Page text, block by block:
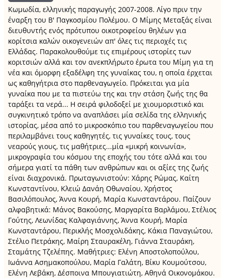
Κωμωδία, ελληνικής παραγωγής 2007-2008. Λίγο πριν την
έναρξη του Β' Παγκοσμίου Πολέμου. Ο Μίμης Μεταξάς είναι
διευθυντής ενός πρότυπου οικοτροφείου θηλέων για
κορίτσια καλών οικογενειών απ' όλες τις περιοχές τις
Ελλάδας. Παρακολουθούμε τις επιμέρους ιστορίες των
κοριτσιών αλλά και τον ανεκπλήρωτο έρωτα του Μίμη για τη
νέα και όμορφη εξαδέλφη της γυναίκας του, η οποία έρχεται
ως καθηγήτρια στο παρθεναγωγείο. Πρόκειται για μία
γυναίκα που με τα πιστεύω της και την στάση ζωής της θα
ταράξει τα νερά... Η σειρά φιλοδοξεί με χιουμοριστικό και
συγκινητικό τρόπο να αναπλάσει μία σελίδα της ελληνικής
ιστορίας, μέσα από το μικροσκόπιο του παρθεναγωγείου που
περιλαμβάνει τους καθηγητές, τις γυναίκες τους, τους
νεαρούς γιους, τις μαθήτριες...μία «μικρή κοινωνία»,
μικρογραφία του κόσμου της εποχής του τότε αλλά και του
σήμερα γιατί τα πάθη των ανθρώπων και οι αξίες της ζωής
είναι διαχρονικά. Πρωταγωνιστούν: Χάρης Ρώμας, Καίτη
Κωνσταντίνου, Κλειώ Δανάη Οθωναίου, Χρήστος
Βασιλόπουλος, Άννα Κουρή, Μαρία Κωνσταντάρου. Παίζουν
αλφαβητικά: Μάνος Βακούσης, Μαργαρίτα Βαρλάμου, Στέλιος
Γούτης, Λεωνίδας Καλφαγιάννης, Άννα Κουρή, Μαρία
Κωνσταντάρου, Περικλής Μοσχολιδάκης, Κάκια Παναγιώτου,
Στέλιο Πετράκης, Μαίρη Σταυρακέλη, Γιάννα Σταυράκη,
Σταμάτης Τζελέπης. Μαθήτριες: Ελένη Αποστολοπούλου,
Ιωάννα Ασημακοπούλου, Μαρία Γαλάτη, Βίκυ Κουμούτσου,
Ελένη Λεβάκη, Δέσποινα Μπουγιατιώτη, Αθηνά Οικονομάκου.